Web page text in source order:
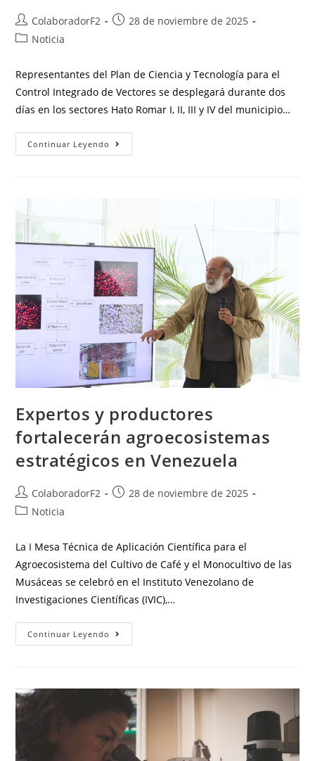
ColaboradorF2
28 de noviembre de 2025
Noticia
Representantes del Plan de Ciencia y Tecnología para el
Control Integrado de Vectores se desplegará durante dos
días en los sectores Hato Romar I, II, III y IV del municipio…
Continuar Leyendo
Expertos y productores
fortalecerán agroecosistemas
estratégicos en Venezuela
ColaboradorF2
28 de noviembre de 2025
Noticia
La I Mesa Técnica de Aplicación Científica para el
Agroecosistema del Cultivo de Café y el Monocultivo de las
Musáceas se celebró en el Instituto Venezolano de
Investigaciones Científicas (IVIC),…
Continuar Leyendo